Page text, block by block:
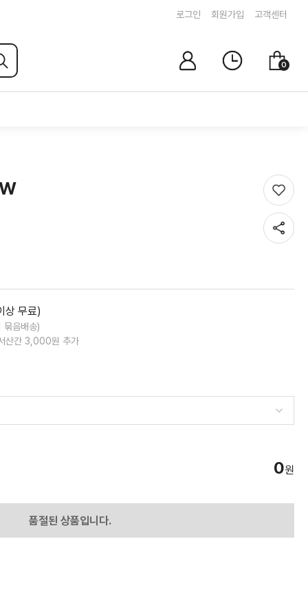
로그인 회원가입 고객센터
이
최
근
바
0
찜
기
공
무료)
묶음배송)
산간 3,000원 추가
0원
품절된 상품입니다.